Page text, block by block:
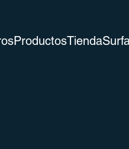
ProductosTienda